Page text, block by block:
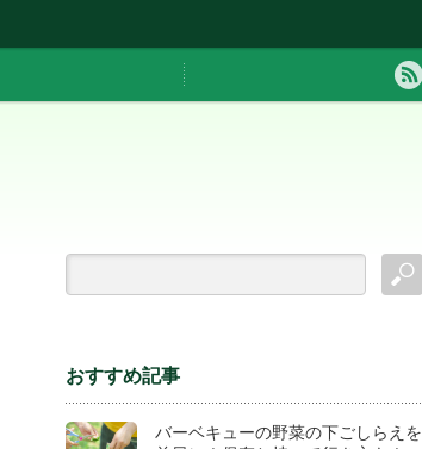
おすすめ記事
バーベキューの野菜の下ごしらえを